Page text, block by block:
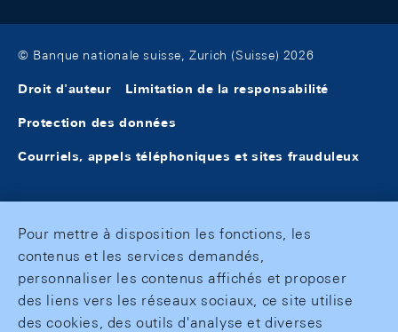
© Banque nationale suisse, Zurich (Suisse) 2026
Droit d'auteur Limitation de la responsabilité
Protection des données
Courriels, appels téléphoniques et sites frauduleux
Pour mettre à disposition les fonctions, les
contenus et les services demandés,
personnaliser les contenus affichés et proposer
des liens vers les réseaux sociaux, ce site utilise
des cookies, des outils d'analyse et diverses